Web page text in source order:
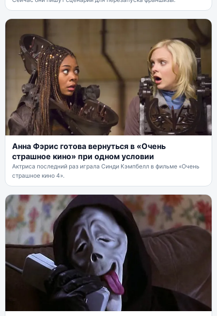
Анна Фэрис готова вернуться в «Очень
страшное кино» при одном условии
Актриса последний раз играла Синди Кэмпбелл в фильме «Очень
страшное кино 4».